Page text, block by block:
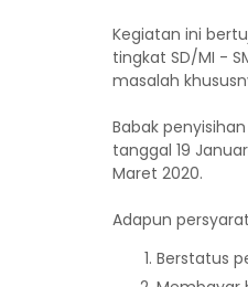
Kegiatan ini
tingkat SD/MI -
masalah
Babak
tanggal 19
Maret 2020.
Adapun
Berstatus